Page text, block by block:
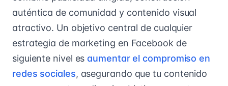
auténtica de comunidad y contenido visual
atractivo. Un objetivo central de cualquier
estrategia de marketing en Facebook de
siguiente nivel es aumentar el compromiso en
redes sociales, asegurando que tu contenido